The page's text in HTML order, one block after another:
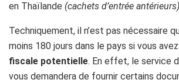
en Thaïlande (cachets d’entrée antérieurs)
Techniquement, il n’est pas nécessaire
moins 180 jours dans le pays si vous
fiscale potentielle. En effet, le service
vous demandera de fournir certains